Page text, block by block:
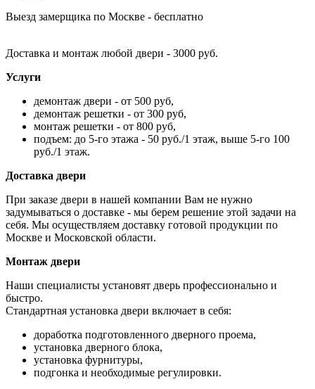
Выезд замерщика по Москве - бесплатно
Доставка и монтаж любой двери - 3000 руб.
Услуги
демонтаж двери - от 500 руб,
демонтаж решетки - от 300 руб,
монтаж решетки - от 800 руб,
подъем: до 5-го этажа - 50 руб./1 этаж, выше 5-го 100
руб./1 этаж.
Доставка двери
При заказе двери в нашей компании Вам не нужно
задумываться о доставке - мы берем решение этой задачи на
себя. Мы осуществляем доставку готовой продукции по
Москве и Московской области.
Монтаж двери
Наши специалисты установят дверь профессионально и
быстро.
Стандартная установка двери включает в себя:
доработка подготовленного дверного проема,
установка дверного блока,
установка фурнитуры,
подгонка и необходимые регулировки.